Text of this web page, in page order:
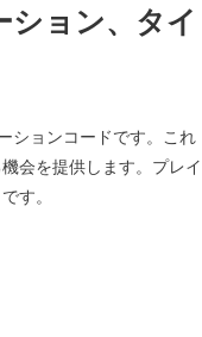
ョン、タイ
ションコードです。これ
会を提供します。プレイ
す。